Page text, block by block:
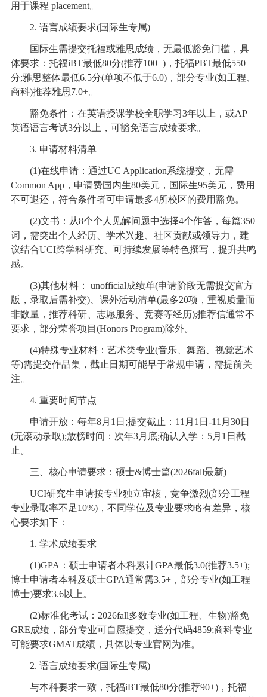
用于课程 placement。
2. 语言成绩要求(国际生专属)
国际生需提交托福或雅思成绩，无最低豁免门槛，具
体要求：托福iBT最低80分(推荐100+)，托福PBT最低550
分;雅思整体最低6.5分(单项不低于6.0)，部分专业(如工程、
商科)推荐雅思7.0+。
豁免条件：在英语授课学校全职学习3年以上，或AP
英语语言考试3分以上，可豁免语言成绩要求。
3. 申请材料清单
(1)在线申请：通过UC Application系统提交，无需
Common App，申请费国内生80美元，国际生95美元，费用
不可退还，符合条件者可申请最多4所校区的费用豁免。
(2)文书：从8个个人见解问题中选择4个作答，每篇350
词，需突出个人经历、学术兴趣、社区贡献或领导力，建
议结合UCI跨学科研究、可持续发展等特色撰写，提升共鸣
感。
(3)其他材料： unofficial成绩单(申请阶段无需提交官方
版，录取后需补交)、课外活动清单(最多20项，重视质量而
非数量，推荐科研、志愿服务、竞赛等经历);推荐信通常不
要求，部分荣誉项目(Honors Program)除外。
(4)特殊专业材料：艺术类专业(音乐、舞蹈、视觉艺术
等)需提交作品集，截止日期可能早于常规申请，需提前关
注。
4. 重要时间节点
申请开放：每年8月1日;提交截止：11月1日-11月30日
(无滚动录取);放榜时间：次年3月底;确认入学：5月1日截
止。
三、核心申请要求：硕士&博士篇(2026fall最新)
UCI研究生申请按专业独立审核，竞争激烈(部分工程
专业录取率不足10%)，不同学位及专业要求略有差异，核
心要求如下：
1. 学术成绩要求
(1)GPA：硕士申请者本科累计GPA最低3.0(推荐3.5+);
博士申请者本科及硕士GPA通常需3.5+，部分专业(如工程
博士)要求3.6以上。
(2)标准化考试：2026fall多数专业(如工程、生物)豁免
GRE成绩，部分专业可自愿提交，送分代码4859;商科专业
可能要求GMAT成绩，具体以专业官网为准。
2. 语言成绩要求(国际生专属)
与本科要求一致，托福iBT最低80分(推荐90+)，托福